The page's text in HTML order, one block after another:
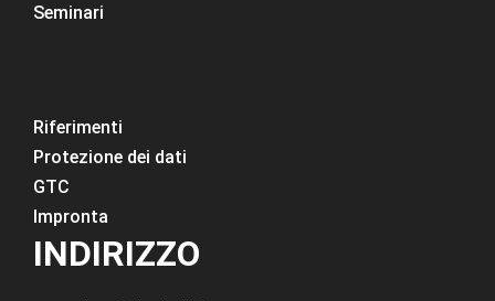
Seminari
Riferimenti
Protezione dei dati
GTC
Impronta
INDIRIZZO